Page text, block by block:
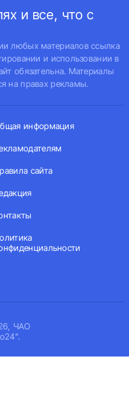
и все, что с
любых материалов ссылка
и использовании в
обязательна. Материалы
на правах рекламы.
ЧАО
информация
сайта